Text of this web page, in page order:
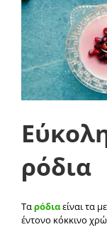
ρόδια
Ταρόδιαείναι τα
έντονο κόκκινο